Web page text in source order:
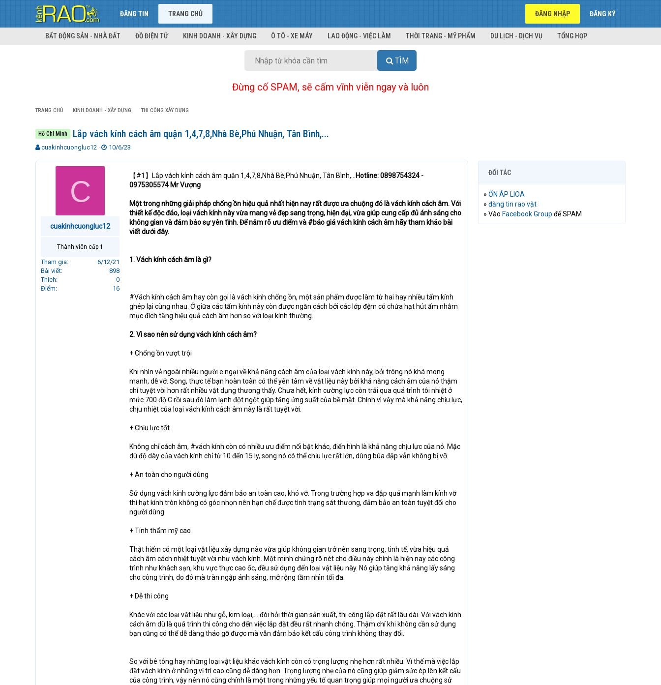
ĐĂNG TIN TRANG CHỦ ĐĂNG NHẬP ĐĂNG KÝ
BẤT ĐỘNG SẢN - NHÀ ĐẤT ĐỒ ĐIỆN TỬ KINH DOANH - XÂY DỰNG Ô TÔ - XE MÁY LAO ĐỘNG - VIỆC LÀM THỜI TRANG - MỸ PHẨM DU LỊCH - DỊCH VỤ TỔNG HỢP
TÌM
Đừng cố SPAM, sẽ cấm vĩnh viễn ngay và luôn
TRANG CHỦ KINH DOANH - XÂY DỰNG THI CÔNG XÂY DỰNG
Hồ Chí Minh Lắp vách kính cách âm quận 1,4,7,8,Nhà Bè,Phú Nhuận, Tân Bình,...
T
cuakinhcuongluc12
N
10/6/23
C
cuakinhcuongluc12
Thành viên cấp 1
Tham gia
6/12/21
Bài viết
898
Thích
0
Điểm
16
【#1】Lắp vách kính cách âm quận 1,4,7,8,Nhà Bè,Phú Nhuận, Tân Bình,...
Hotline: 0898754324 -
0975305574 Mr Vượng
Một trong những giải pháp chống ồn hiệu quả nhất hiện nay rất được ưa chuộng đó là vách kính cách âm. Với
thiết kế độc đáo, loại vách kính này vừa mang vẻ đẹp sang trọng, hiện đại, vừa giúp cung cấp đủ ánh sáng cho
không gian và đảm bảo sự yên tĩnh. Để nắm rõ ưu điểm và #báo giá vách kính cách âm hãy tham khảo bài
viết dưới đây.
1. Vách kính cách âm là gì?
#Vách kính cách âm hay còn gọi là vách kính chống ồn, một sản phẩm được làm từ hai hay nhiều tấm kính
ghép lại cùng nhau. Ở giữa các tấm kính này còn được ngăn cách bởi các lớp đệm có chứa hạt hút ẩm nhằm
mục đích tăng hiệu quả cách âm hơn so với loại kính thường.
2. Vì sao nên sử dụng vách kính cách âm?
+ Chống ồn vượt trội
Khi nhìn vẻ ngoài nhiều người e ngại về khả năng cách âm của loại vách kính này, bởi trông nó khá mong
manh, dễ vỡ. Song, thực tế bạn hoàn toàn có thể yên tâm về vật liệu này bởi khả năng cách âm của nó thậm
chí tuyệt vời hơn rất nhiều vật dụng thương thấy. Chưa hết, kính cường lực còn trải qua quá trình tôi nhiệt ở
mức 700 độ C rồi sau đó làm lạnh đột ngột giúp tăng ứng suất của bề mặt. Chính vì vậy mà khả năng chịu lực,
chịu nhiệt của loại vách kính cách âm này là rất tuyệt vời.
+ Chịu lực tốt
Không chỉ cách âm, #vách kính còn có nhiều ưu điểm nổi bật khác, điển hình là khả năng chịu lực của nó. Mặc
dù độ dày của vách kính chỉ từ 10 đến 15 ly, song nó có thể chịu lực rất lớn, dùng búa đập vẫn không bị vỡ.
+ An toàn cho người dùng
Sử dụng vách kính cường lực đảm bảo an toàn cao, khó vỡ. Trong trường hợp va đập quá mạnh làm kính vỡ
thì hạt kính tròn không có góc nhọn nên hạn chế được tình trạng sát thương, đảm bảo an toàn tuyệt đối cho
người dùng.
+ Tính thẩm mỹ cao
Thật hiếm có một loại vật liệu xây dựng nào vừa giúp không gian trở nên sang trọng, tinh tế, vừa hiệu quả
cách âm cách nhiệt tuyệt vời như vách kính. Một minh chứng rõ nét cho điều này chính là hiện nay các công
trình như khách sạn, khu vực thực cao ốc, đều sử dụng đến loại vật liệu này. Nó giúp tăng khả năng lấy sáng
cho công trình, do đó mà tràn ngập ánh sáng, mở rộng tầm nhìn tối đa.
+ Dễ thi công
Khác với các loại vật liệu như gỗ, kim loại,… đòi hỏi thời gian sản xuất, thi công lắp đặt rất lâu dài. Với vách kính
cách âm dù là quá trình thi công cho đến việc lắp đặt đều rất nhanh chóng. Thậm chí khi không cần sử dụng
bạn cũng có thể dễ dàng tháo gỡ được mà vẫn đảm bảo kết cấu công trình không thay đổi.
So với bê tông hay những loại vật liệu khác vách kính còn có trọng lượng nhẹ hơn rất nhiều. Vì thế mà việc lắp
đặt vách kính ở những vị trí cao cũng dễ dàng hơn. Trọng lượng nhẹ của nó cũng giúp giảm sức ép lên kết cấu
của công trình, vậy nên nó cũng chính là một trong những yếu tố quan trọng giúp mọi người ưa chuộng sử
ĐỐI TÁC
» ỔN ÁP LIOA
» đăng tin rao vặt
» Vào Facebook Group để SPAM